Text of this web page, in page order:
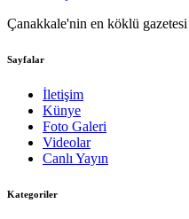
Çanakkale'nin en köklü gazetesi
Sayfalar
İletişim
Künye
Foto Galeri
Videolar
Canlı Yayın
Kategoriler